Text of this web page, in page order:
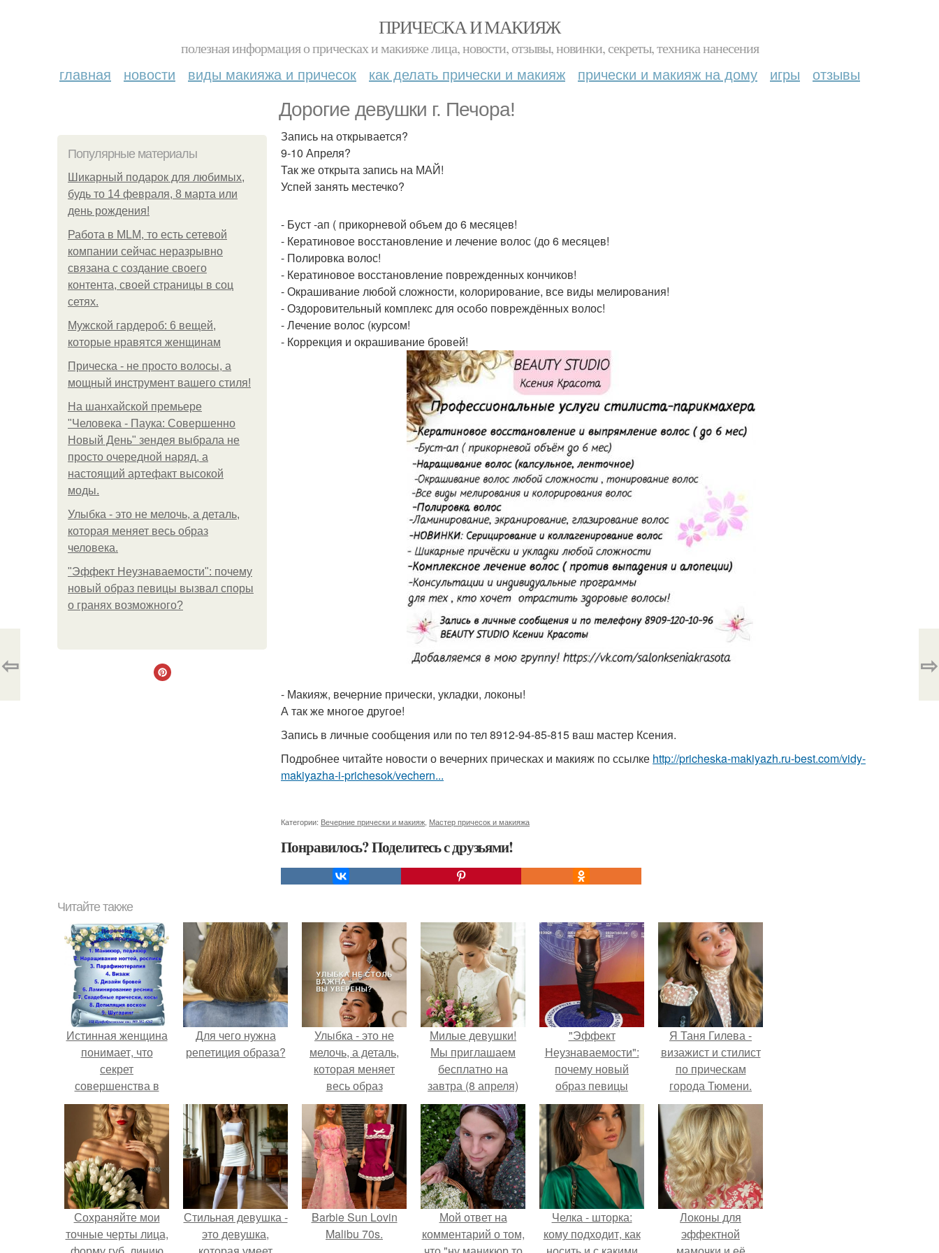
ПРИЧЕСКА И МАКИЯЖ
полезная информация о прическах и макияже лица, новости, отзывы, новинки, секреты, техника нанесения
главная новости виды макияжа и причесок как делать прически и макияж прически и макияж на дому игры отзывы
Дорогие девушки г. Печора!
Популярные материалы
Шикарный подарок для любимых,
будь то 14 февраля, 8 марта или
день рождения!
Работа в MLM, то есть сетевой
компании сейчас неразрывно
связана с создание своего
контента, своей страницы в соц
сетях.
Мужской гардероб: 6 вещей,
которые нравятся женщинам
Прическа - не просто волосы, а
мощный инструмент вашего стиля!
На шанхайской премьере
"Человека - Паука: Совершенно
Новый День" зендея выбрала не
просто очередной наряд, а
настоящий артефакт высокой
моды.
Улыбка - это не мелочь, а деталь,
которая меняет весь образ
человека.
"Эффект Неузнаваемости": почему
новый образ певицы вызвал споры
о гранях возможного?
Запись на открывается?
9-10 Апреля?
Так же открыта запись на МАЙ!
Успей занять местечко?
- Буст -ап ( прикорневой объем до 6 месяцев!
- Кератиновое восстановление и лечение волос (до 6 месяцев!
- Полировка волос!
- Кератиновое восстановление поврежденных кончиков!
- Окрашивание любой сложности, колорирование, все виды мелирования!
- Оздоровительный комплекс для особо повреждённых волос!
- Лечение волос (курсом!
- Коррекция и окрашивание бровей!
- Макияж, вечерние прически, укладки, локоны!
А так же многое другое!
Запись в личные сообщения или по тел 8912-94-85-815 ваш мастер Ксения.
Подробнее читайте новости о вечерних прическах и макияж по ссылке http://pricheska-makiyazh.ru-best.com/vidy-
makiyazha-i-prichesok/vechern...
Категории: Вечерние прически и макияж Мастер причесок и макияжа
Понравилось? Поделитесь с друзьями!
⇦ ⇨
Читайте также
Истинная женщина
понимает, что
секрет
совершенства в
мелочах.
Для чего нужна
репетиция образа?
Улыбка - это не
мелочь, а деталь,
которая меняет
весь образ
человека.
Милые девушки!
Мы приглашаем
бесплатно на
завтра (8 апреля)
модель (волосы
длинные, светлые,
без челки.
"Эффект
Неузнаваемости":
почему новый
образ певицы
вызвал споры о
гранях
возможного?
Я Таня Гилева -
визажист и стилист
по прическам
города Тюмени.
Сохраняйте мои
точные черты лица,
Стильная девушка -
это девушка,
Barbie Sun Lovin
Malibu 70s.
Мой ответ на
комментарий о том,
Челка - шторка:
кому подходит, как
Локоны для
эффектной